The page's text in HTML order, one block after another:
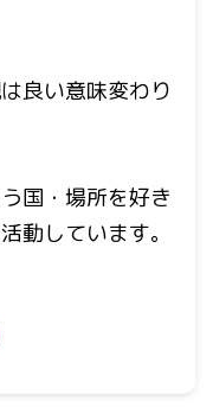
良い意味変わり
国・場所を好き
動しています。